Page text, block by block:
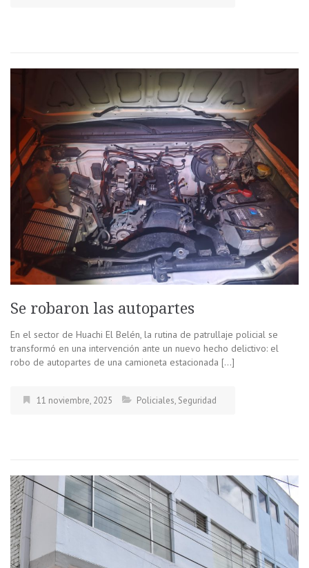
Se robaron las autopartes
En el sector de Huachi El Belén, la rutina de patrullaje policial se
transformó en una intervención ante un nuevo hecho delictivo: el
robo de autopartes de una camioneta estacionada […]
11 noviembre, 2025 Policiales, Seguridad